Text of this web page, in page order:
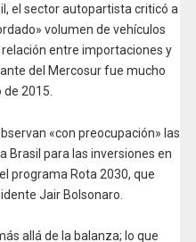
el sector autopartista criticó a
volumen de vehículos
entre importaciones y
del Mercosur fue mucho
2015.
«con preocupación» las
Brasil para las inversiones en
programa Rota 2030, que
Jair Bolsonaro.
allá de la balanza; lo que